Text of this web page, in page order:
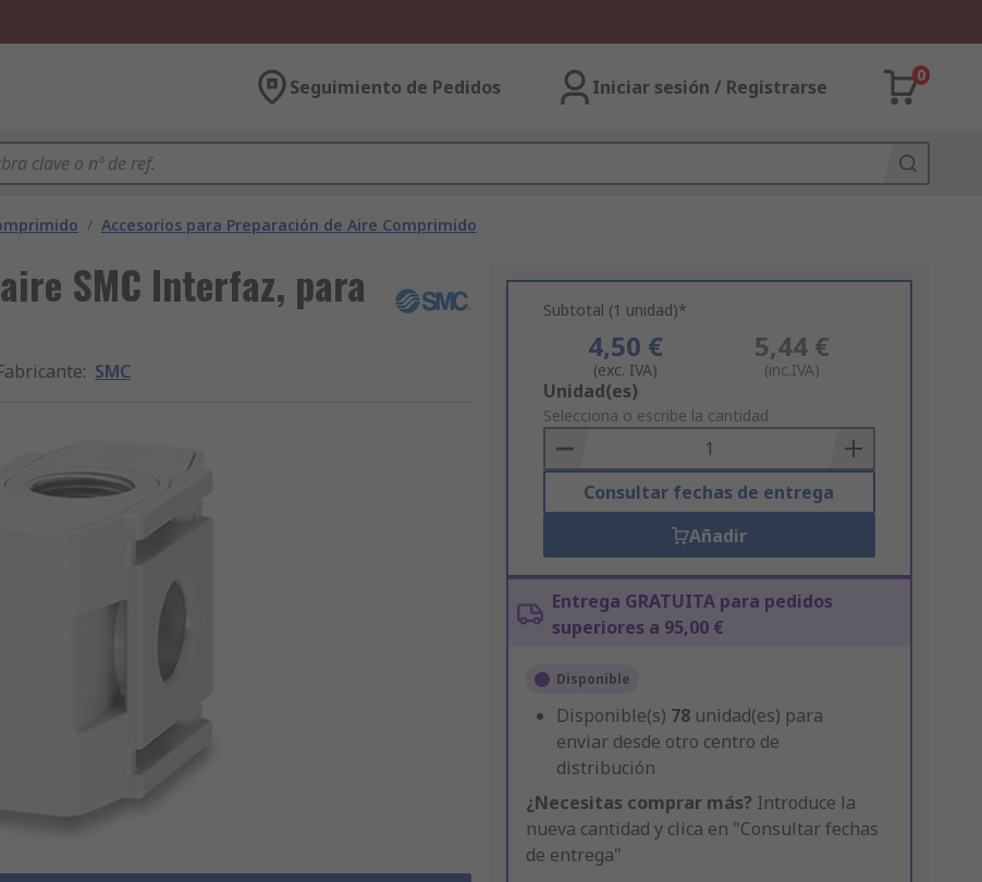
Seguimiento de Pedidos Iniciar sesión / Registrarse
0
/ Accesorios para Preparación de Aire Comprimido
SMC Interfaz, para
: SMC
Subtotal (1 unidad)*
4,50 €
(exc. IVA)
5,44 €
(inc.IVA)
Add
to
Basket
Unidad(es)
Selecciona o escribe la cantidad
Consultar fechas de entrega
Añadir
Entrega GRATUITA para pedidos
superiores a 95,00 €
Disponible
Disponible(s) 78 unidad(es) para
enviar desde otro centro de
distribución
¿Necesitas comprar más? Introduce la
nueva cantidad y clica en "Consultar fechas
de entrega"